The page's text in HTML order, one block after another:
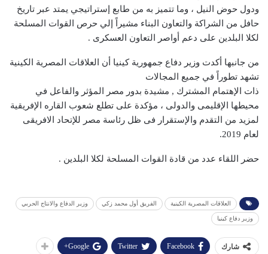
ودول حوض النيل ، وما تتميز به من طابع إستراتيجي يمتد عبر تاريخ
حافل من الشراكة والتعاون البناء مشيراً إلي حرص القوات المسلحة
لكلا البلدين على دعم أواصر التعاون العسكرى .
من جانبها أكدت وزير دفاع جمهورية كينيا أن العلاقات المصرية الكينية
تشهد تطوراً في جميع المجالات
ذات الإهتمام المشترك , مشيدة بدور مصر المؤثر والفاعل في
محيطها الإقليمى والدولى ، مؤكدة على تطلع شعوب القاره الإفريقية
لمزيد من التقدم والإستقرار فى ظل رئاسة مصر للإتحاد الافريقى
لعام 2019.
حضر اللقاء عدد من قادة القوات المسلحة لكلا البلدين .
العلاقات المصرية الكينية الفريق أول محمد زكي وزير الدفاع والانتاج الحربي
وزير دفاع كينيا
شارك Facebook
Twitter
Google+